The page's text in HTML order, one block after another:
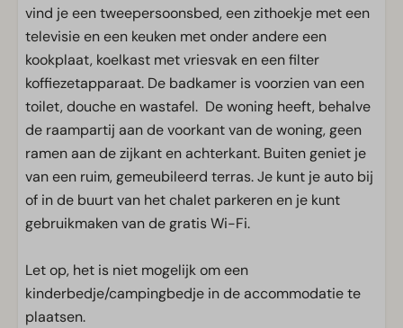
vind je een tweepersoonsbed, een zithoekje met een
televisie en een keuken met onder andere een
kookplaat, koelkast met vriesvak en een filter
koffiezetapparaat. De badkamer is voorzien van een
toilet, douche en wastafel. De woning heeft, behalve
de raampartij aan de voorkant van de woning, geen
ramen aan de zijkant en achterkant. Buiten geniet je
van een ruim, gemeubileerd terras. Je kunt je auto bij
of in de buurt van het chalet parkeren en je kunt
gebruikmaken van de gratis Wi-Fi.
Let op, het is niet mogelijk om een
kinderbedje/campingbedje in de accommodatie te
plaatsen.